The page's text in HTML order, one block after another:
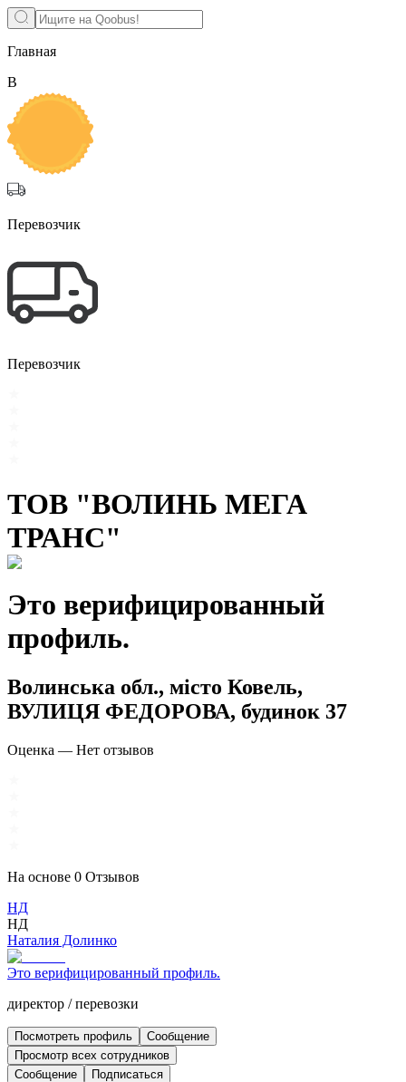
Главная
В
Перевозчик
Перевозчик
ТОВ "ВОЛИНЬ МЕГА
ТРАНС"
Это верифицированный
профиль.
Волинська обл., місто Ковель,
ВУЛИЦЯ ФЕДОРОВА, будинок 37
Оценка — Нет отзывов
На основе 0 Отзывов
НД
НД
Наталия Долинко
Это верифицированный профиль.
директор /перевозки
Посмотреть профиль
Сообщение
Просмотр всех сотрудников
Сообщение
Подписаться